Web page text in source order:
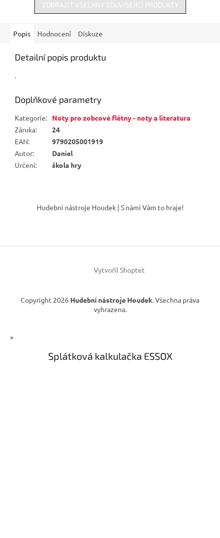
ZOBRAZIT VŠECHNY SOUVISEJÍCÍ PRODUKTY
Popis Hodnocení Diskuze
Detailní popis produktu
.
Doplňkové parametry
Kategorie:
Noty pro zobcové flétny - noty a literatura
Záruka:
24
EAN:
9790205001919
Autor:
Daniel
Určení: škola hry
í
Hudební nástroje Houdek | S námi Vám to hraje!
Vytvořil Shoptet
Copyright 2026 Hudební nástroje Houdek. Všechna práva
vyhrazena.
×
Splátková kalkulačka ESSOX